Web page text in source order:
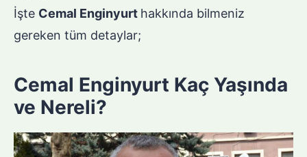
İşte Cemal Enginyurt hakkında bilmeniz
gereken tüm detaylar;
Cemal Enginyurt Kaç Yaşında
ve Nereli?